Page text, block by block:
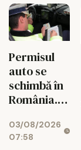
energie în
orele de
vârf
Permisul
auto se
schimbă în
România.
noi îi
așteaptă
03/08/2026
07:58